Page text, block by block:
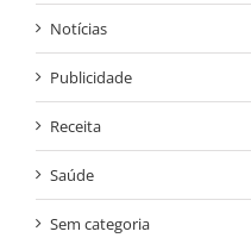
Notícias
Publicidade
Receita
Saúde
Sem categoria